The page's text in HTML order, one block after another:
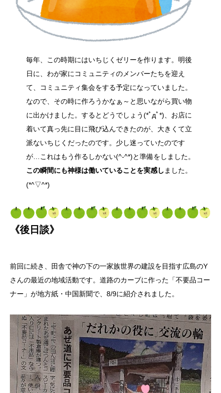
毎年、この時期にはいちじくゼリーを作ります。明後
日に、わが家にコミュニティのメンバーたちを迎え
て、コミュニティ集会をする予定になっていました。
なので、その時に作ろうかなぁ～と思いながら買い物
に出かけました。するとどうでしょう(*ﾟдﾟ*)、お店に
着いて真っ先に目に飛び込んできたのが、大きくて立
派ないちじくだったのです。少し迷っていたのです
が…これはもう作るしかない(^-^*)と準備をしました。
この瞬間にも神様は働いていることを実感し ました。
(*^▽^*)
《後日談》
前回に続き、田舎で神の下の一家族世界の建設を目指す広島のY
さんの最近の地域活動です。道路のカーブに作った「不要品コー
ナー」が地方紙・中国新聞で、8/9に紹介されました。